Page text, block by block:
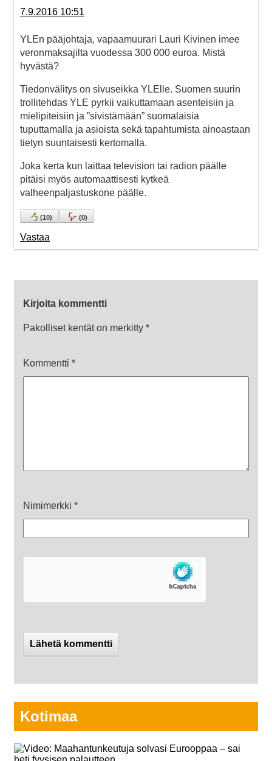
7.9.2016 10:51
YLEn pääjohtaja, vapaamuurari Lauri Kivinen imee
veronmaksajilta vuodessa 300 000 euroa. Mistä
hyvästä?
Tiedonvälitys on sivuseikka YLElle. Suomen suurin
trollitehdas YLE pyrkii vaikuttamaan asenteisiin ja
mielipiteisiin ja ”sivistämään” suomalaisia
tuputtamalla ja asioista sekä tapahtumista ainoastaan
tietyn suuntaisesti kertomalla.
Joka kerta kun laittaa television tai radion päälle
pitäisi myös automaattisesti kytkeä
valheenpaljastuskone päälle.
(10) (0)
Vastaa
Kirjoita kommentti
Pakolliset kentät on merkitty *
Kommentti *
Nimimerkki *
Kotimaa